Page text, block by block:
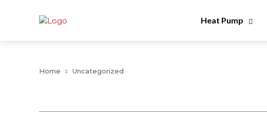
Heat Pump
Home Uncategorized